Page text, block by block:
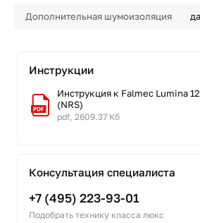
Дополнительная шумоизоляция да
Инструкции
Инструкция к Falmec Lumina
(NRS)
pdf, 2609.37 Кб
Консультация специалиста
+7 (495) 223-93-01
Подобрать технику класса люкс